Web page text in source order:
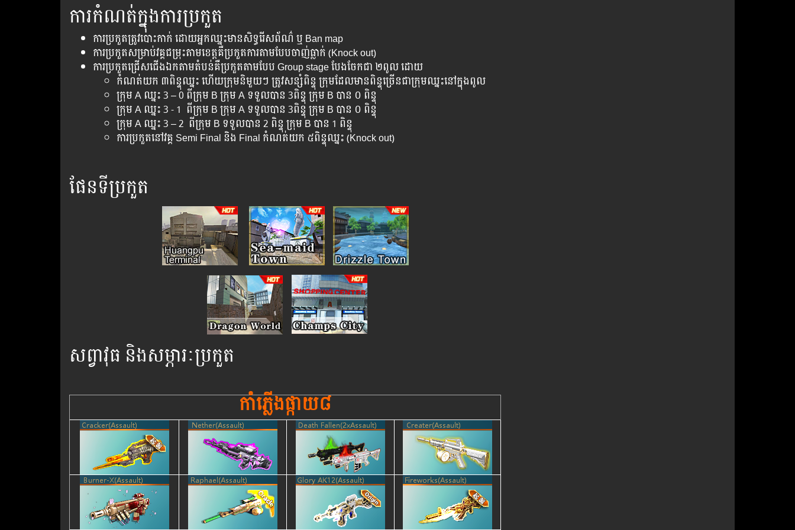
ការ​កំណត់​ក្នុង​ការ​ប្រកួត
ការ​ប្រកួត​ត្រូវ​បោះ​កាក់ ដោយ​អ្នក​ឈ្នះ​មាន​សិទ្ធ​​រើស​ព័ណ៌​ ឬ​ Ban map
ការ​ប្រកួត​សម្រាប់​វគ្គ​ជម្រុះ​តាម​ខេត្ត​គឺ​ប្រកួត​ការ​តាម​បែប​ចាញ់​ធ្លាក់ (Knock out)
ការ​ប្រកួតជ្រើស​ជើង​ឯក​​តាម​តំបន់​គឺ​ប្រកួត​តាម​បែប​ Group stage បែង​ចែក​​ជា ២​ពូល​ ដោយ
​កំណត់​យក​ ៣ពិន្ទុ​ឈ្នះ​ ហើយ​ក្រុម​និមួយៗ ត្រូវ​សន្សំ​ពិន្ទុ​ ក្រុម​ដែល​មាន​ពិន្ទុ​ច្រើន​ជា​ក្រុម​ឈ្នះ​នៅ​ក្នុង​ពូល​
ក្រុម​ A ឈ្នះ​ 3 – 0​ ពី​ក្រុម​ B ក្រុម​ A ទទួល​បាន​ 3ពិន្ទុ​ ក្រុម​ B បាន ០​ ពិន្ទុ
ក្រុម​ A ឈ្នះ 3 -​​ 1 ពី​ក្រុម​ B ក្រុម​ A ទទួល​បាន​ 3ពិន្ទុ​ ក្រុម​ B បាន ០​ ពិន្ទុ
ក្រុម​ A ឈ្នះ​ 3 – 2 ពី​ក្រុម​ B ទទួល​បាន​ 2 ពិន្ទុ​ ក្រុម​ B បាន 1 ពិន្ទុ
ការ​ប្រកួត​នៅ​វគ្គ​ Semi Final និង​ Final កំណត់​យក​ ៥​ពិន្ទុ​ឈ្នះ​ (Knock out)
ផែន​ទី​ប្រកួត
សព្វាវុធ និង​សម្ភារៈប្រកួត
កាំភ្លើងផ្កាយ៨